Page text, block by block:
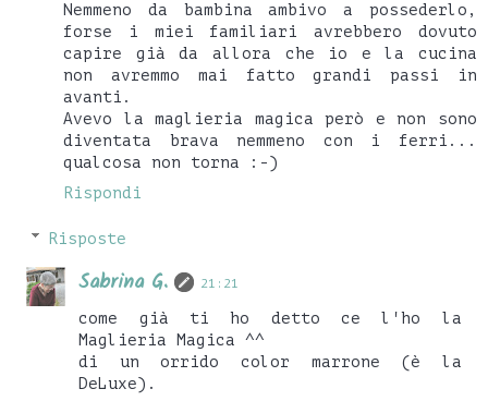
Nemmeno da bambina ambivo a possederlo,
forse i miei familiari avrebbero dovuto
capire già da allora che io e la cucina
non avremmo mai fatto grandi passi in
avanti.
Avevo la maglieria magica però e non sono
diventata brava nemmeno con i ferri...
qualcosa non torna :-)
Rispondi
Risposte
Sabrina G. 21:21
come già ti ho detto ce l'ho la
Maglieria Magica ^^
di un orrido color marrone (è la
DeLuxe).